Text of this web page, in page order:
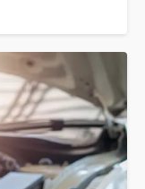
complète
vous en